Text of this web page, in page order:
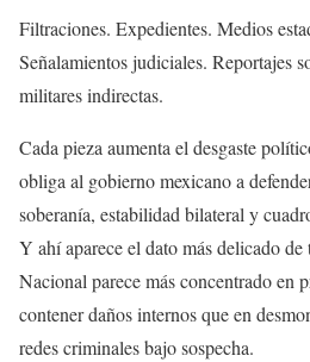
Filtraciones. Expedientes. Medios
Señalamientos judiciales. Reportajes
militares indirectas.
Cada pieza aumenta el desgaste
obliga al gobierno mexicano a
soberanía, estabilidad bilateral y
Y ahí aparece el dato más delicado
Nacional parece más concentrado en
contener daños internos que en
redes criminales bajo sospecha.